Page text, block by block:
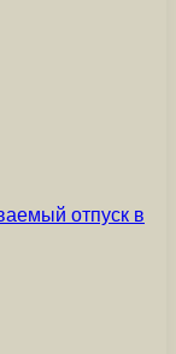
отпуск в